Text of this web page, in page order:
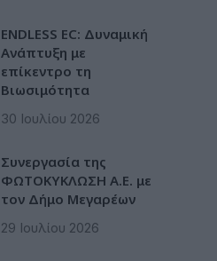
ENDLESS EC: Δυναμική
Ανάπτυξη με
επίκεντρο τη
Βιωσιμότητα
30 Ιουλίου 2026
Συνεργασία της
ΦΩΤΟΚΥΚΛΩΣΗ Α.Ε. με
τον Δήμο Μεγαρέων
29 Ιουλίου 2026